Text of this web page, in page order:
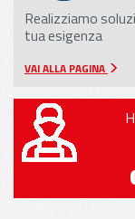
Realizziamo
tua esigenza
VAI ALLA PAGINA